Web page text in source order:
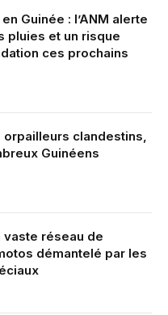
Guinée : l’ANM alerte
pluies et un risque
ces prochains
orpailleurs clandestins,
Guinéens
vaste réseau de
démantelé par les